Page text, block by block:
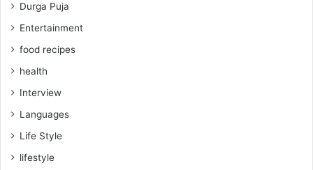
Durga Puja
Entertainment
food recipes
health
Interview
Languages
Life Style
lifestyle